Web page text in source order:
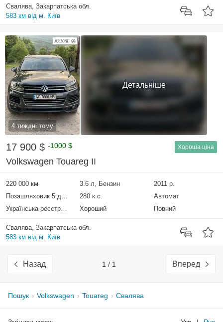
Свалява, Закарпатська обл.
583 км від м. Київ
4 тиждні тому
Детальніше
17 900 $ -1000 $ Хороша ціна
Volkswagen Touareg II
220 000 км 3.6 л, Бензин
2011 р.
Позашляховик 5 дверей
280 к.с.
Автомат
Українська реєстрація
Хороший Повний
Свалява, Закарпатська обл.
583 км від м. Київ
Назад 1 / 1 Вперед
Пошук Volkswagen Touareg Свалява